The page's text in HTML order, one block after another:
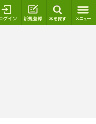
ログイン 新規登録